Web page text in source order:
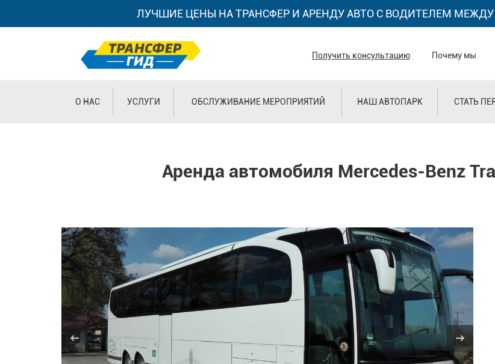
ЛУЧШИЕ ЦЕНЫ НА ТРАНСФЕР И АРЕНДУ АВТО С ВОДИТЕЛЕМ
Получить консультацию Почему мы
О НАС УСЛУГИ ОБСЛУЖИВАНИЕ МЕРОПРИЯТИЙ НАШ АВТОПАРК СТАТЬ
Аренда автомобиля Mercedes-Benz